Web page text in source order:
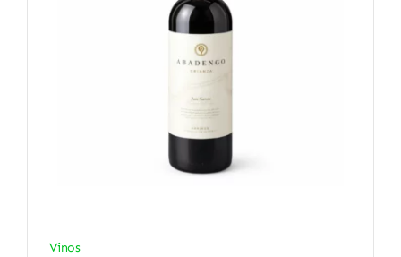
Vinos